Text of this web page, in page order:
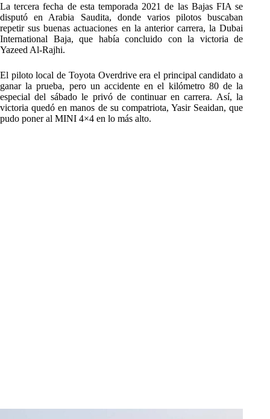
La tercera fecha de esta temporada 2021 de las Bajas FIA se
disputó en Arabia Saudita, donde varios pilotos buscaban
repetir sus buenas actuaciones en la anterior carrera, la Dubai
International Baja, que había concluido con la victoria de
Yazeed Al-Rajhi.
El piloto local de Toyota Overdrive era el principal candidato a
ganar la prueba, pero un accidente en el kilómetro 80 de la
especial del sábado le privó de continuar en carrera. Así, la
victoria quedó en manos de su compatriota, Yasir Seaidan, que
pudo poner al MINI 4×4 en lo más alto.